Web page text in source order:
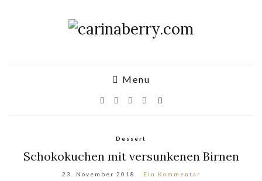
Menu
Dessert
Schokokuchen mit versunkenen Birnen
23. November 2018 Ein Kommentar